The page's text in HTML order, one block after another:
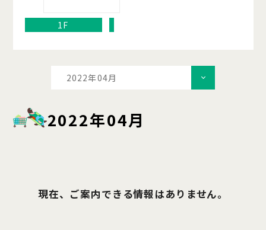
1F
2022年04月
2022年04月
現在、ご案内できる情報はありません。